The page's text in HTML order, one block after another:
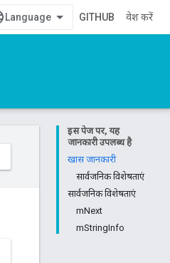
GITHUB प्रवेश करें
इस पेज पर, यह
जानकारी उपलब्ध है
खास जानकारी
सार्वजनिक विशेषताएं
सार्वजनिक विशेषताएं
mNext
mStringInfo